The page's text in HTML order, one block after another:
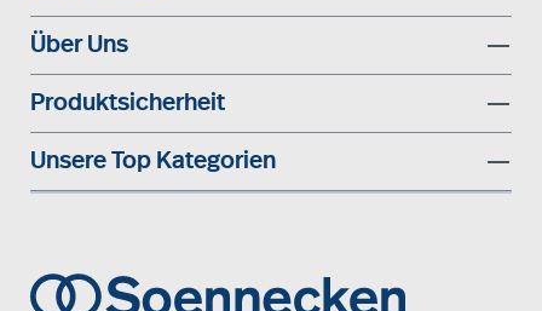
Über Uns
Produktsicherheit
Unsere Top Kategorien